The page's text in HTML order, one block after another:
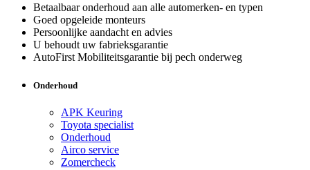
Betaalbaar onderhoud aan alle automerken- en typen
Goed opgeleide monteurs
Persoonlijke aandacht en advies
U behoudt uw fabrieksgarantie
AutoFirst Mobiliteitsgarantie bij pech onderweg
Onderhoud
APK Keuring
Toyota specialist
Onderhoud
Airco service
Zomercheck